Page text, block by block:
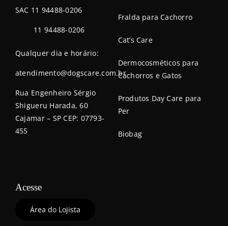
SAC 11 94488-0206
11 94488-0206
Qualquer dia e horário:
atendimento@dogscare.com.br
Rua Engenheiro Sérgio
Shigueru Harada, 60
Cajamar – SP CEP: 07793-
455
Fralda para Cachorro
Cat’s Care
Dermocosméticos para
Cachorros e Gatos
Produtos Day Care para
Per
Biobag
Acesse
Área do Lojista